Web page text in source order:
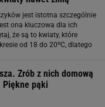
jest istotna szczególnie
ona kluczowa dla ich
że są to kwiaty, które
od 18 do 20ºC, dlatego
Zrób z nich domową
Piękne pąki